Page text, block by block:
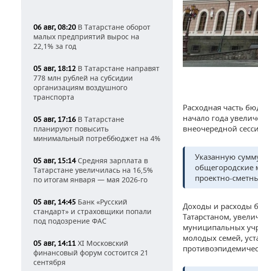
06 авг, 08:20В Татарстане оборот
малых предприятий вырос на
22,1% за год
05 авг, 18:12 В Татарстане направят
778 млн рублей на субсидии
организациям воздушного
транспорта
05 авг, 17:16 В Татарстане
планируют повысить
минимальный потреббюджет на 4%
05 авг, 15:14Средняя зарплата в
Татарстане увеличилась на 16,5%
по итогам января — мая 2026-го
05 авг, 14:45 Банк «Русский
стандарт» и страховщики попали
под подозрение ФАС
05 авг, 14:11 XI Московский
финансовый форум состоится 21
сентября
Расходная часть
начало года
внеочередной
Указанную
общегородские
проектно-
Доходы и расходы
Татарстаном,
муниципальных
молодых семей,